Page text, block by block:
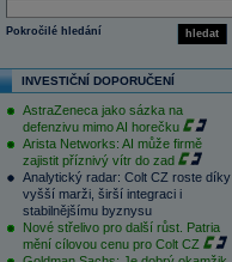
hledat
Pokročilé hledání
INVESTIČNÍ DOPORUČENÍ
AstraZeneca jako sázka na
defenzivu mimo AI horečku
Arista Networks: AI může firmě
zajistit příznivý vítr do zad
Analytický radar: Colt CZ roste díky
vyšší marži, širší integraci i
stabilnějšímu byznysu
Nové střelivo pro další růst. Patria
mění cílovou cenu pro Colt CZ